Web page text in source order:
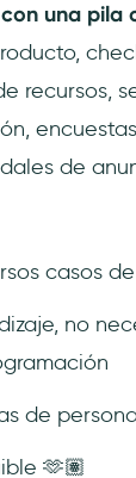
una pila
recursos,
de
casos
no
de
🫶🏽